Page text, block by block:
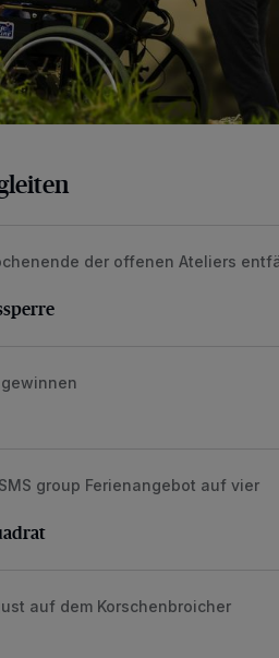
der offenen Ateliers
group Ferienangebot auf vier
auf dem Korschenbroicher